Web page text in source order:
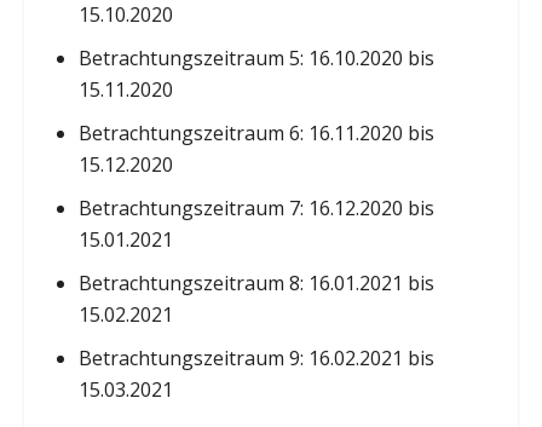
15.10.2020
Betrachtungszeitraum 5: 16.10.2020 bis
15.11.2020
Betrachtungszeitraum 6: 16.11.2020 bis
15.12.2020
Betrachtungszeitraum 7: 16.12.2020 bis
15.01.2021
Betrachtungszeitraum 8: 16.01.2021 bis
15.02.2021
Betrachtungszeitraum 9: 16.02.2021 bis
15.03.2021